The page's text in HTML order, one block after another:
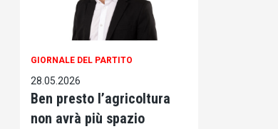
GIORNALE DEL PARTITO
28.05.2026
Ben presto l’agricoltura
non avrà più spazio